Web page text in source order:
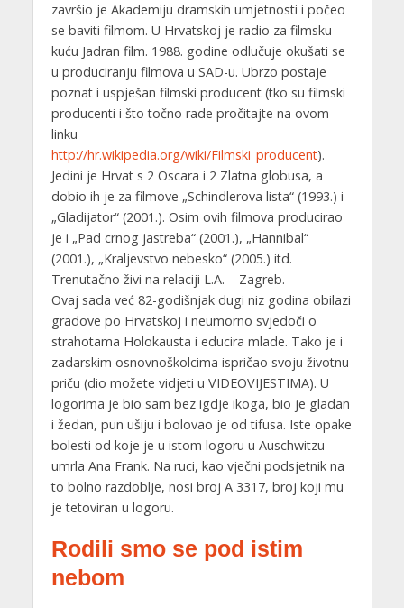
završio je Akademiju dramskih umjetnosti i počeo
se baviti filmom. U Hrvatskoj je radio za filmsku
kuću Jadran film. 1988. godine odlučuje okušati se
u produciranju filmova u SAD-u. Ubrzo postaje
poznat i uspješan filmski producent (tko su filmski
producenti i što točno rade pročitajte na ovom
linku
http://hr.wikipedia.org/wiki/Filmski_producent).
Jedini je Hrvat s 2 Oscara i 2 Zlatna globusa, a
dobio ih je za filmove „Schindlerova lista“ (1993.) i
„Gladijator“ (2001.). Osim ovih filmova producirao
je i „Pad crnog jastreba“ (2001.), „Hannibal“
(2001.), „Kraljevstvo nebesko“ (2005.) itd.
Trenutačno živi na relaciji L.A. – Zagreb.
Ovaj sada već 82-godišnjak dugi niz godina obilazi
gradove po Hrvatskoj i neumorno svjedoči o
strahotama Holokausta i educira mlade. Tako je i
zadarskim osnovnoškolcima ispričao svoju životnu
priču (dio možete vidjeti u VIDEOVIJESTIMA). U
logorima je bio sam bez igdje ikoga, bio je gladan
i žedan, pun ušiju i bolovao je od tifusa. Iste opake
bolesti od koje je u istom logoru u Auschwitzu
umrla Ana Frank. Na ruci, kao vječni podsjetnik na
to bolno razdoblje, nosi broj A 3317, broj koji mu
je tetoviran u logoru.
Rodili smo se pod istim
nebom